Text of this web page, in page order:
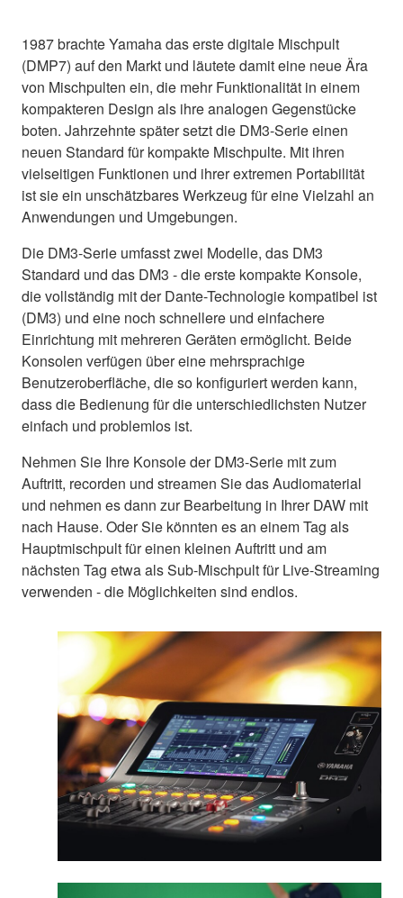
1987 brachte Yamaha das erste digitale Mischpult
(DMP7) auf den Markt und läutete damit eine neue Ära
von Mischpulten ein, die mehr Funktionalität in einem
kompakteren Design als ihre analogen Gegenstücke
boten. Jahrzehnte später setzt die DM3-Serie einen
neuen Standard für kompakte Mischpulte. Mit ihren
vielseitigen Funktionen und ihrer extremen Portabilität
ist sie ein unschätzbares Werkzeug für eine Vielzahl an
Anwendungen und Umgebungen.
Die DM3-Serie umfasst zwei Modelle, das DM3
Standard und das DM3 - die erste kompakte Konsole,
die vollständig mit der Dante-Technologie kompatibel ist
(DM3) und eine noch schnellere und einfachere
Einrichtung mit mehreren Geräten ermöglicht. Beide
Konsolen verfügen über eine mehrsprachige
Benutzeroberfläche, die so konfiguriert werden kann,
dass die Bedienung für die unterschiedlichsten Nutzer
einfach und problemlos ist.
Nehmen Sie Ihre Konsole der DM3-Serie mit zum
Auftritt, recorden und streamen Sie das Audiomaterial
und nehmen es dann zur Bearbeitung in Ihrer DAW mit
nach Hause. Oder Sie könnten es an einem Tag als
Hauptmischpult für einen kleinen Auftritt und am
nächsten Tag etwa als Sub-Mischpult für Live-Streaming
verwenden - die Möglichkeiten sind endlos.